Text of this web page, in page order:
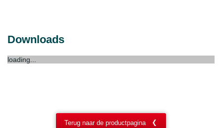
Downloads
loading...
Terug naar de productpagina